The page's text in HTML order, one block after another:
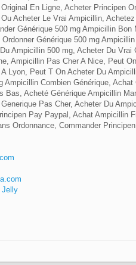
En Ligne, Acheter Principen
Acheter Le Vrai Ampicillin,
Générique 500 mg Ampicillin
Générique 500 mg
Ampicillin 500 mg, Acheter Du
Ampicillin Pas Cher A Nice, Peut
Lyon, Peut T On Acheter Du
Ampicillin Combien Générique,
Bas, Acheté Générique Ampicillin
Pas Cher, Acheter Du
Pay Paypal, Achat Ampicillin
Ordonnance, Commander
Jelly